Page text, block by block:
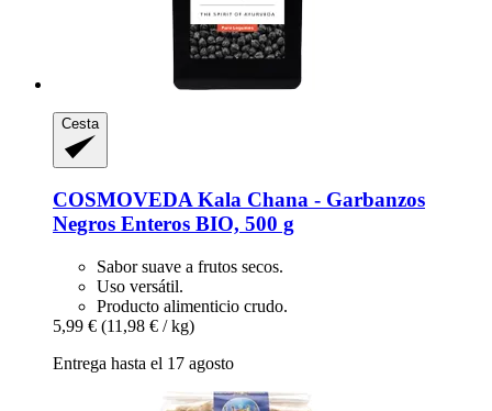
Cesta
COSMOVEDAKala Chana -​ Garbanzos
Negros Enteros BIO, 500 g
Sabor suave a frutos secos.
Uso versátil.
Producto alimenticio crudo.
5,99 € (11,98 € / kg)
Entrega hasta el 17 agosto